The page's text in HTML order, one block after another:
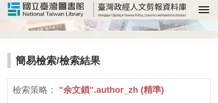
選
簡易檢索/檢索結果
檢索策略： "余文鎖".author_zh (精準)